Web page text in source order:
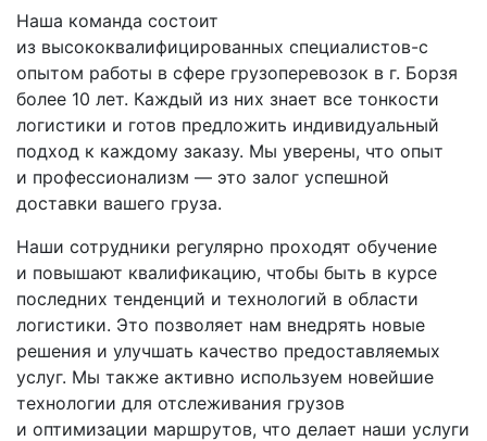
Наша команда состоит
из высококвалифицированных специалистов-с
опытом работы в сфере грузоперевозок в г. Борзя
более 10 лет. Каждый из них знает все тонкости
логистики и готов предложить индивидуальный
подход к каждому заказу. Мы уверены, что опыт
и профессионализм — это залог успешной
доставки вашего груза.
Наши сотрудники регулярно проходят обучение
и повышают квалификацию, чтобы быть в курсе
последних тенденций и технологий в области
логистики. Это позволяет нам внедрять новые
решения и улучшать качество предоставляемых
услуг. Мы также активно используем новейшие
технологии для отслеживания грузов
и оптимизации маршрутов, что делает наши услуги